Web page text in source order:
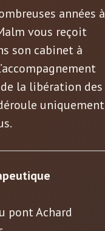
années à
vous reçoit
son cabinet à
la libération des
uniquement
pont Achard